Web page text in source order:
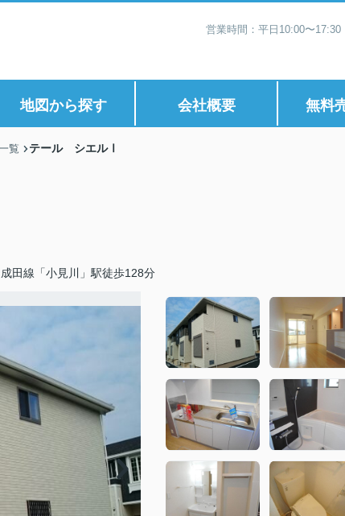
営業時間：平日10:00〜
地図から探す 会社概要 無料
覧 テール シエルⅠ
成田線「小見川」駅徒歩128分